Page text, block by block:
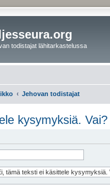
todistajat lähitarkastelussa
Jehovan todistajat
kysymyksiä. Vai?